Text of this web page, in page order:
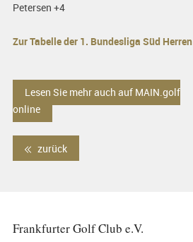
Petersen +4
Zur Tabelle der 1. Bundesliga Süd Herren
Lesen Sie mehr auch auf MAIN.golf
online
zurück
Frankfurter Golf Club e.V.